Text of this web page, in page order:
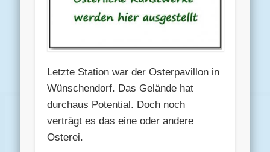
Letzte Station war der Osterpavillon in
Wünschendorf. Das Gelände hat
durchaus Potential. Doch noch
verträgt es das eine oder andere
Osterei.